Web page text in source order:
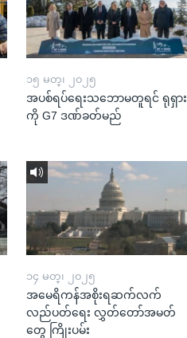
၁၅ မတ္၊ ၂၀၂၅
အပစ်ရပ်ရေးသဘောမတူရင် ရုရှား
ကို G7 ဒဏ်ခတ်မည်
၁၄ မတ္၊ ၂၀၂၅
အမေရိကန်အစိုးရဆက်လက်
လည်ပတ်ရေး လွှတ်တော်အမတ်
တွေ ကြိုးပမ်း